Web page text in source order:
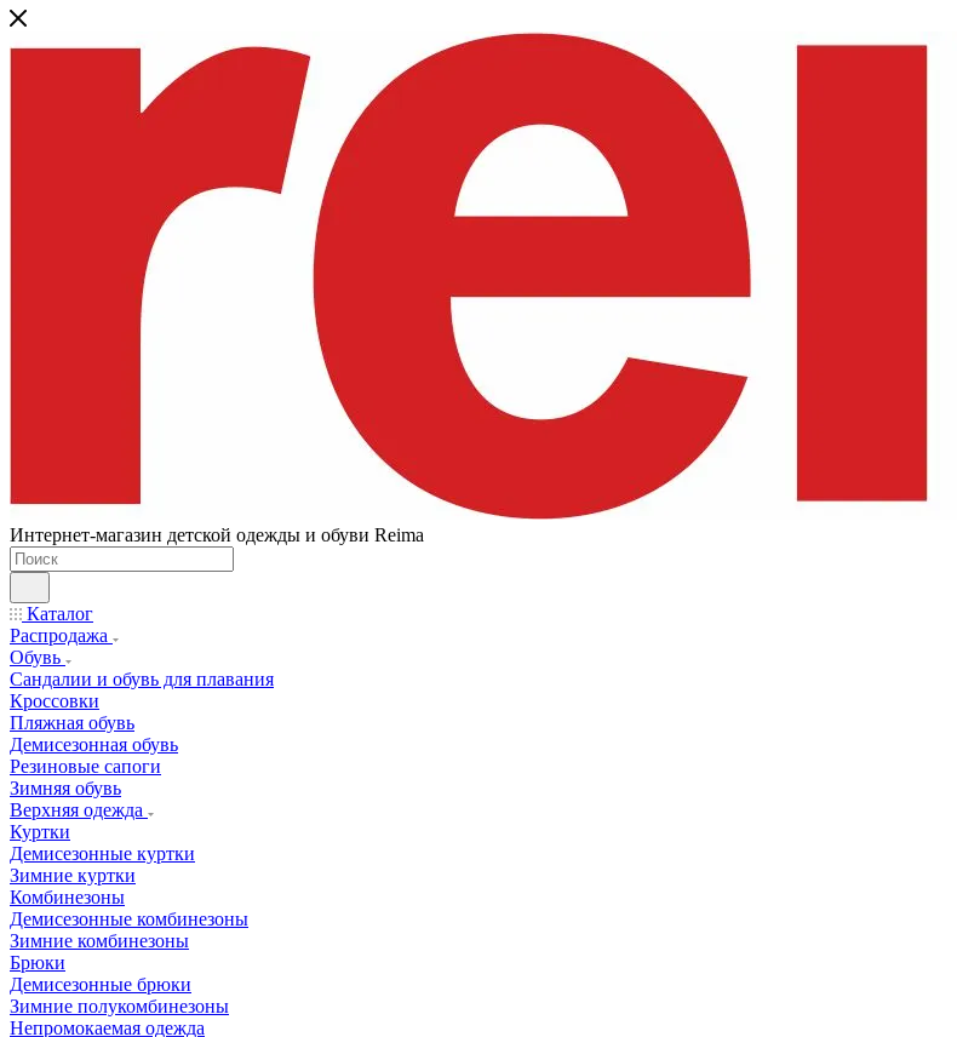
Интернет-магазин детской одежды и обуви Reima
Каталог
Распродажа
Обувь
Сандалии и обувь для плавания
Кроссовки
Пляжная обувь
Демисезонная обувь
Резиновые сапоги
Зимняя обувь
Верхняя одежда
Куртки
Демисезонные куртки
Зимние куртки
Комбинезоны
Демисезонные комбинезоны
Зимние комбинезоны
Брюки
Демисезонные брюки
Зимние полукомбинезоны
Непромокаемая одежда